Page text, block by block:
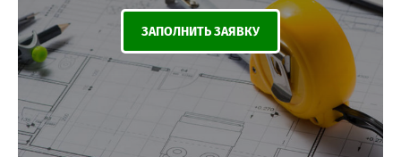
ЗАПОЛНИТЬ ЗАЯВКУ